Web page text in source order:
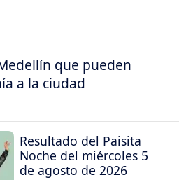
que pueden
a la ciudad
Resultado del Paisita
Noche del miércoles 5
de agosto de 2026